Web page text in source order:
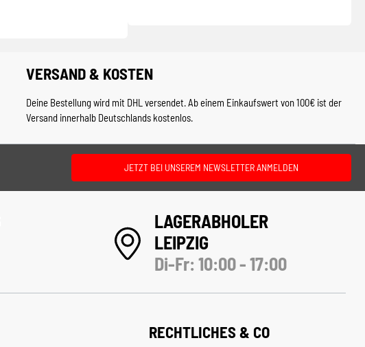
VERSAND & KOSTEN
Deine Bestellung wird mit DHL versendet. Ab einem Einkaufswert von 100€ ist der
Versand innerhalb Deutschlands kostenlos.
JETZT BEI UNSEREM NEWSLETTER ANMELDEN
LAGERABHOLER
LEIPZIG
Di-Fr: 10:00 - 17:00
RECHTLICHES & CO